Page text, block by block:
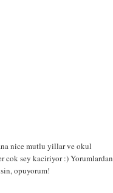
nice mutlu yillar ve okul
cok sey kaciriyor :) Yorumlardan
opuyorum!